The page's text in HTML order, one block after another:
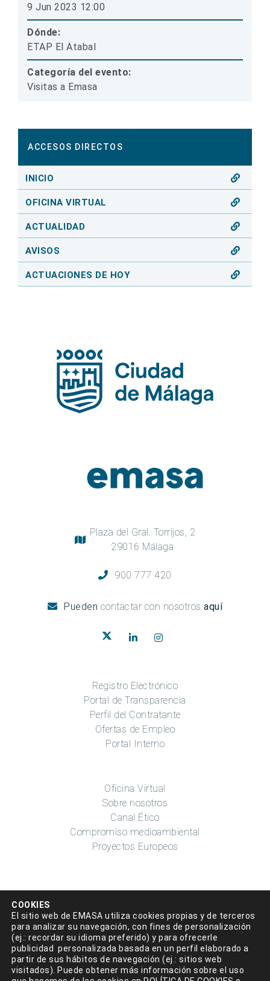
9 Jun 2023 12:00
Dónde:
ETAP El Atabal
Categoría del evento:
Visitas a Emasa
ACCESOS DIRECTOS
INICIO
OFICINA VIRTUAL
ACTUALIDAD
AVISOS
ACTUACIONES DE HOY
Plaza del Gral. Torrijos, 2
29016 Málaga
900 777 420
Pueden contactar con nosotros aquí
Registro Electrónico
Portal de Transparencia
Perfil del Contratante
Ofertas de Empleo
Portal Interno
Oficina Virtual
Sobre nosotros
Canal Ético
Compromiso medioambiental
Proyectos Europeos
Aviso legal|Política de privacidad|Condiciones de uso|
Accesibilidad|Política de cookies|Mapa del sitio
Política de Seguridad de la información
COOKIES
El sitio web de EMASA utiliza cookies propias y de terceros
para analizar su navegación, con fines de personalización
(ej.: recordar su idioma preferido) y para ofrecerle
publicidad personalizada basada en un perfil elaborado a
partir de sus hábitos de navegación (ej.: sitios web
visitados). Puede obtener más información sobre el uso